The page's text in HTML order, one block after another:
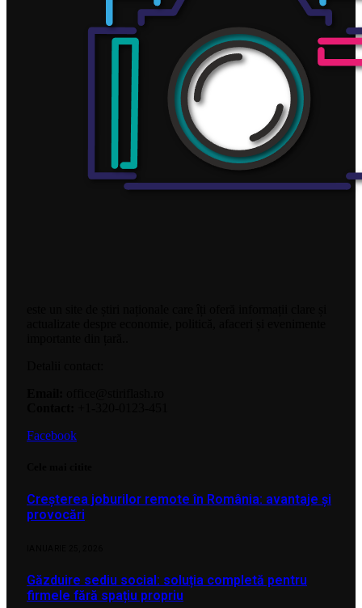
Facebook
Creșterea joburilor remote în România: avantaje și
provocări
Găzduire sediu social: soluția completă pentru
firmele fără spațiu propriu